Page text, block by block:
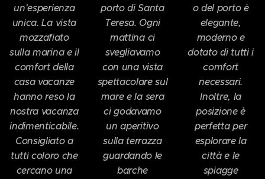
un'esperienza
unica. La vista
mozzafiato
sulla marina e il
comfort della
casa vacanze
hanno reso la
nostra vacanza
indimenticabile.
Consigliato a
tutti coloro che
cercano una
porto di Santa
Teresa. Ogni
mattina ci
svegliavamo
con una vista
spettacolare sul
mare e la sera
ci godavamo
un aperitivo
sulla terrazza
guardando le
barche
o del porto è
elegante,
moderno e
dotato di tutti i
comfort
necessari.
Inoltre, la
posizione è
perfetta per
esplorare la
città e le
spiagge